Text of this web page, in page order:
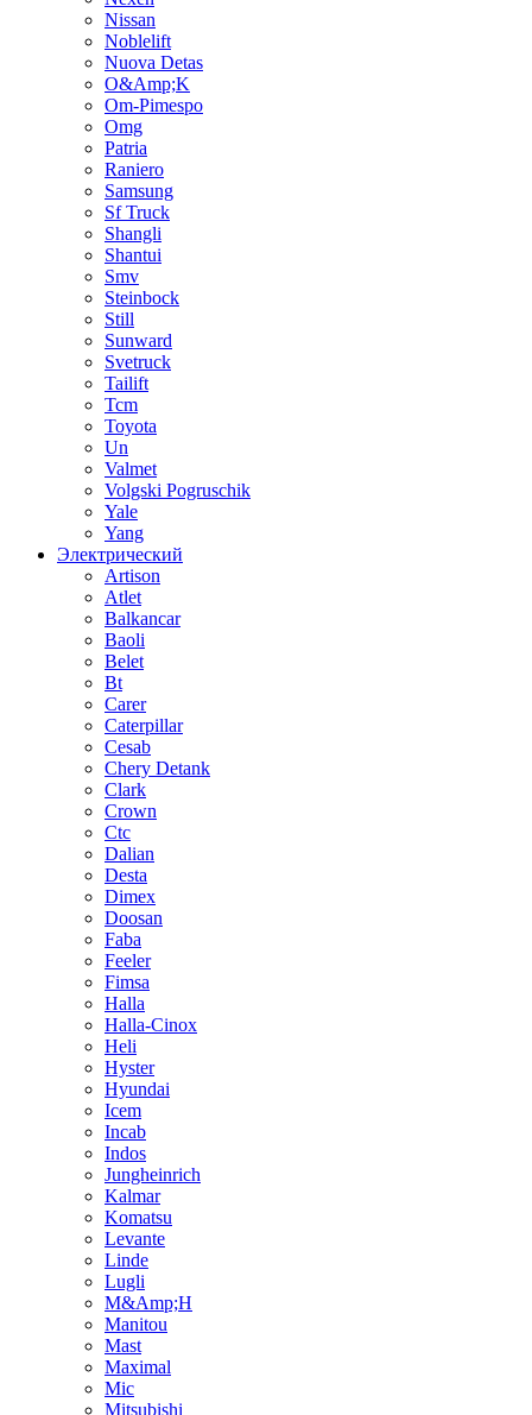
Nissan
Noblelift
Nuova Detas
O&Amp;K
Om-Pimespo
Omg
Patria
Raniero
Samsung
Sf Truck
Shangli
Shantui
Smv
Steinbock
Still
Sunward
Svetruck
Tailift
Tcm
Toyota
Un
Valmet
Volgski Pogruschik
Yale
Yang
Электрический
Artison
Atlet
Balkancar
Baoli
Belet
Bt
Carer
Caterpillar
Cesab
Chery Detank
Clark
Crown
Ctc
Dalian
Desta
Dimex
Doosan
Faba
Feeler
Fimsa
Halla
Halla-Cinox
Heli
Hyster
Hyundai
Icem
Incab
Indos
Jungheinrich
Kalmar
Komatsu
Levante
Linde
Lugli
M&Amp;H
Manitou
Mast
Maximal
Mic
Mitsubishi